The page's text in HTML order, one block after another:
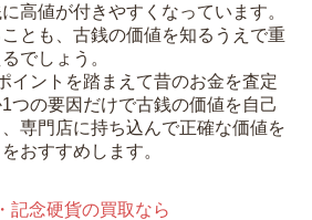
高値が付きやすくなっています。
とも、古銭の価値を知るうえで重
でしょう。
イントを踏まえて昔のお金を査定
つの要因だけで古銭の価値を自己
専門店に持ち込んで正確な価値を
おすすめします。
記念硬貨の買取なら